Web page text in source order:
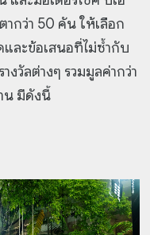
กว่า 50 คัน ให้เลือก
ละข้อเสนอที่ไม่ซ้ำกับ
งวัลต่างๆ รวมมูลค่ากว่า
น มีดังนี้